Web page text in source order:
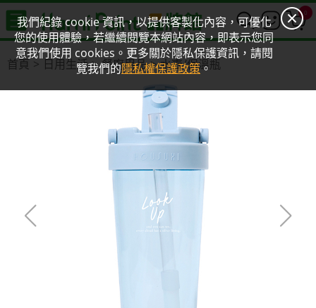
我們紀錄 cookie 資訊，以提供客製化內容，可優化
您的使用體驗，若繼續閱覽本網站內容，即表示您同
意我們使用 cookies。更多關於隱私保護資訊，請閱
覽我們的隱私權保護政策。
0
首頁 日用生活 餐廚用品 水壺/保溫瓶